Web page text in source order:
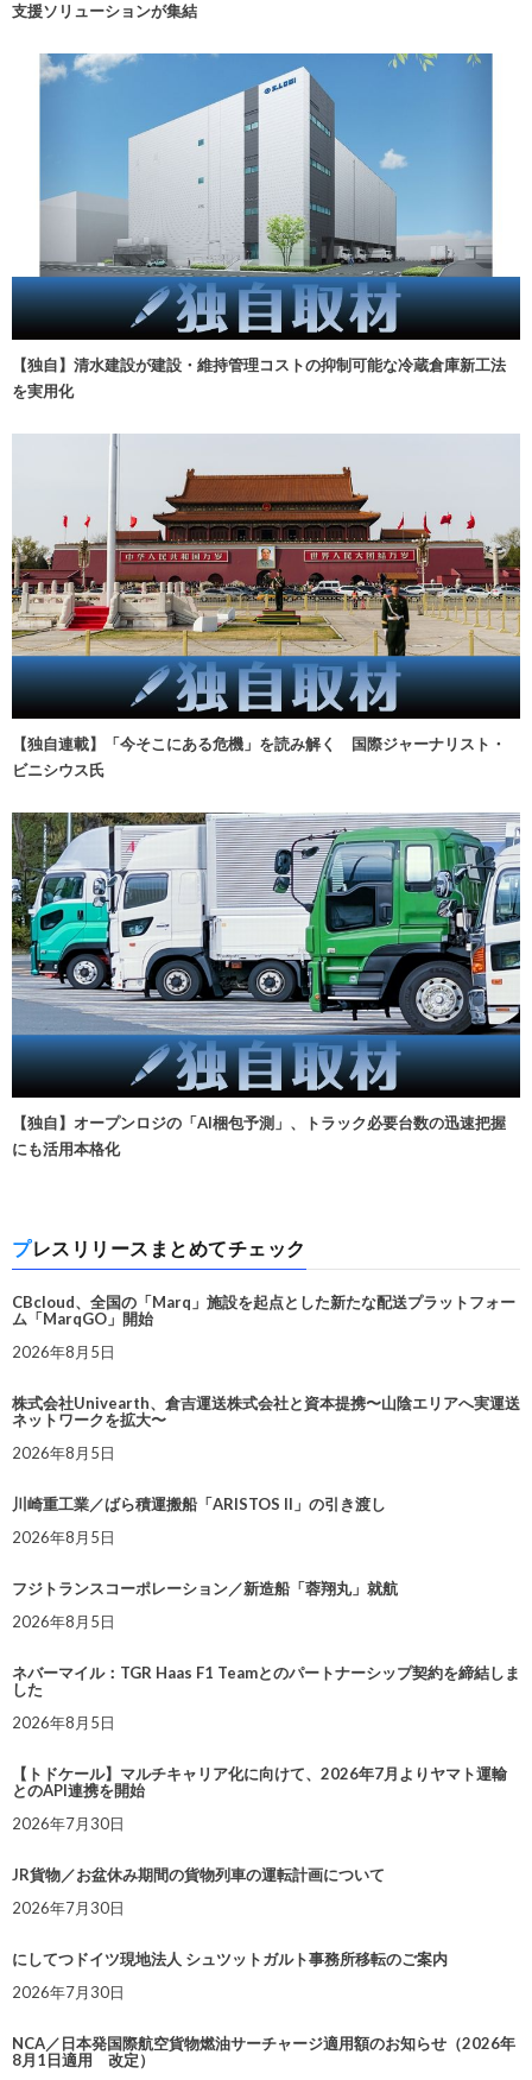
支援ソリューションが集結
【独自】清水建設が建設・維持管理コストの抑制可能な冷蔵倉庫新工法
を実用化
【独自連載】「今そこにある危機」を読み解く 国際ジャーナリスト・
ビニシウス氏
【独自】オープンロジの「AI梱包予測」、トラック必要台数の迅速把握
にも活用本格化
プレスリリースまとめてチェック
CBcloud、全国の「Marq」施設を起点とした新たな配送プラットフォー
ム「MarqGO」開始
2026年8月5日
株式会社Univearth、倉吉運送株式会社と資本提携〜山陰エリアへ実運送
ネットワークを拡大〜
2026年8月5日
川崎重工業／ばら積運搬船「ARISTOS II」の引き渡し
2026年8月5日
フジトランスコーポレーション／新造船「蓉翔丸」就航
2026年8月5日
ネバーマイル：TGR Haas F1 Teamとのパートナーシップ契約を締結しま
した
2026年8月5日
【トドケール】マルチキャリア化に向けて、2026年7月よりヤマト運輸
とのAPI連携を開始
2026年7月30日
JR貨物／お盆休み期間の貨物列車の運転計画について
2026年7月30日
にしてつドイツ現地法人 シュツットガルト事務所移転のご案内
2026年7月30日
NCA／日本発国際航空貨物燃油サーチャージ適用額のお知らせ（2026年
8月1日適用 改定）